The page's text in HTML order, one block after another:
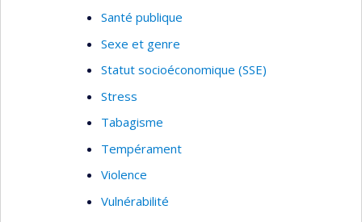
Santé publique
Sexe et genre
Statut socioéconomique (SSE)
Stress
Tabagisme
Tempérament
Violence
Vulnérabilité